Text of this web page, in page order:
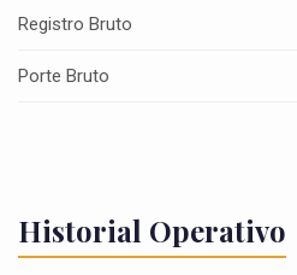
Registro Bruto
Porte Bruto
Historial Operativo